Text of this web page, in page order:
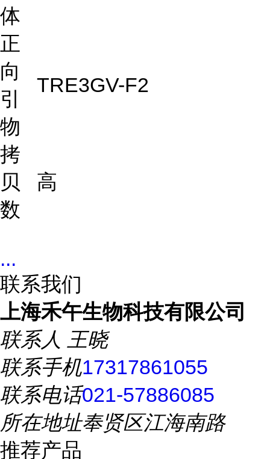
体
正
向
引
物
TRE3GV-F2
拷
贝
数
高
...
联系我们
上海禾午生物科技有限公司
联系人 王晓
联系手机17317861055
联系电话021-57886085
所在地址奉贤区江海南路
推荐产品